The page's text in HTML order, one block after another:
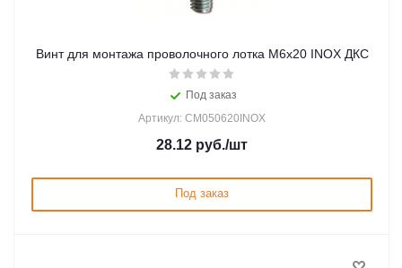
Винт для монтажа проволочного лотка М6х20 INOX ДКС
Под заказ
Артикул: CM050620INOX
28.12 руб./шт
Под заказ